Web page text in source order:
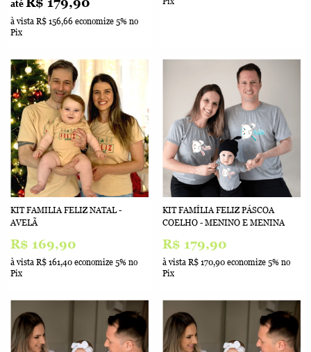
até
à vista R$ 156,66 economize 5% no
Pix
KIT FAMILIA FELIZ NATAL -
AVELÃ
R$ 169,90
à vista R$ 161,40 economize 5% no
Pix
KIT FAMÍLIA FELIZ PÁSCOA
COELHO - MENINO E MENINA
R$ 179,90
à vista R$ 170,90 economize 5% no
Pix